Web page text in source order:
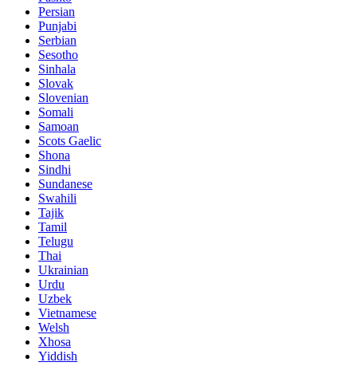
Persian
Punjabi
Serbian
Sesotho
Sinhala
Slovak
Slovenian
Somali
Samoan
Scots Gaelic
Shona
Sindhi
Sundanese
Swahili
Tajik
Tamil
Telugu
Thai
Ukrainian
Urdu
Uzbek
Vietnamese
Welsh
Xhosa
Yiddish